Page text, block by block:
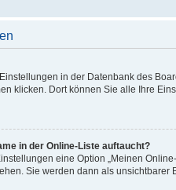
in der Datenbank des
klicken. Dort können Sie alle Ihre
in der Online-Liste auftaucht?
eine Option „Meinen
Sie werden dann als unsichtbarer